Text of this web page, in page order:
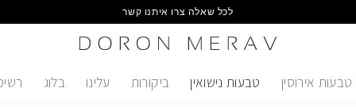
לכל שאלה צרו איתנו קשר
טבעות אירוסין טבעות נישואין ביקורות עלינו בלוג